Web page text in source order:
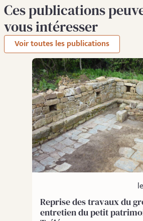
Ces publications
vous intéresser
Voir toutes les publications
Reprise des travaux du
entretien du petit